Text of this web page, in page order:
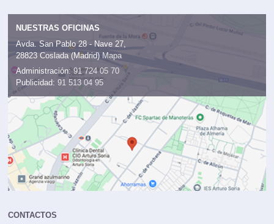
NUESTRAS OFICINAS
Avda. San Pablo 28 - Nave 27,
28823 Coslada (Madrid) Mapa
Administración: 91 724 05 70
Publicidad: 91 513 04 95
CONTACTOS